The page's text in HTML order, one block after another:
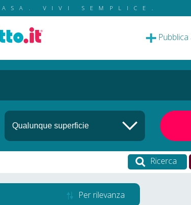
VIVI SEMPLICE.
Ricerca
Per rilevanza